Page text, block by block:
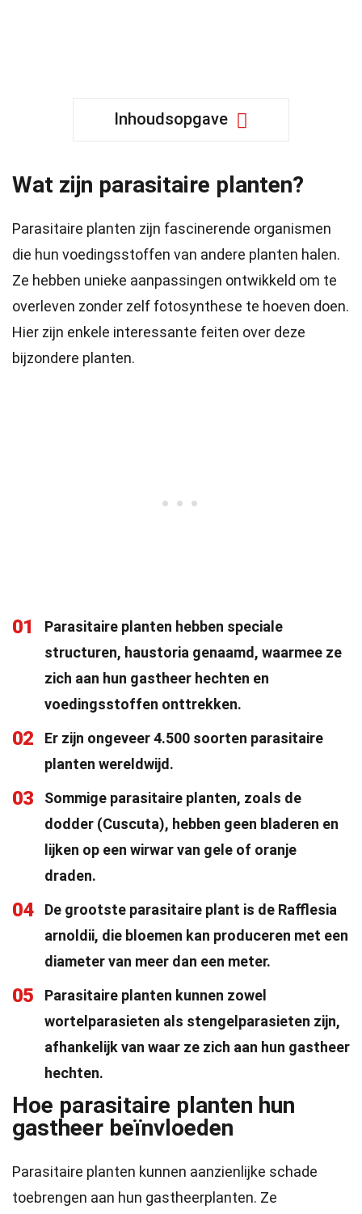
Inhoudsopgave
Wat zijn parasitaire planten?
Parasitaire planten zijn fascinerende organismen
die hun voedingsstoffen van andere planten halen.
Ze hebben unieke aanpassingen ontwikkeld om te
overleven zonder zelf fotosynthese te hoeven doen.
Hier zijn enkele interessante feiten over deze
bijzondere planten.
01
Parasitaire planten hebben speciale
structuren, haustoria genaamd, waarmee ze
zich aan hun gastheer hechten en
voedingsstoffen onttrekken.
02
Er zijn ongeveer 4.500 soorten parasitaire
planten wereldwijd.
03
Sommige parasitaire planten, zoals de
dodder (Cuscuta), hebben geen bladeren en
lijken op een wirwar van gele of oranje
draden.
04
De grootste parasitaire plant is de Rafflesia
arnoldii, die bloemen kan produceren met een
diameter van meer dan een meter.
05
Parasitaire planten kunnen zowel
wortelparasieten als stengelparasieten zijn,
afhankelijk van waar ze zich aan hun gastheer
hechten.
Hoe parasitaire planten hun
gastheer beïnvloeden
Parasitaire planten kunnen aanzienlijke schade
toebrengen aan hun gastheerplanten. Ze